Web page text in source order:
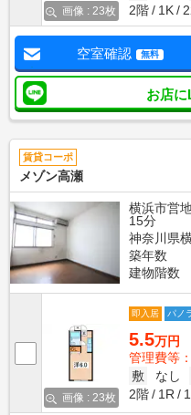
画像 : 23枚
2階
1K
空室確認 無料
お店
賃貸コーポ
メゾン高瀬
横浜市営
15分
神奈川県
築年数
建物階数
画像 : 23枚
即入居 パノ
5.5万円
管理費等
敷
なし
2階
1R